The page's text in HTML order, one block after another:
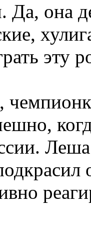
она
эту